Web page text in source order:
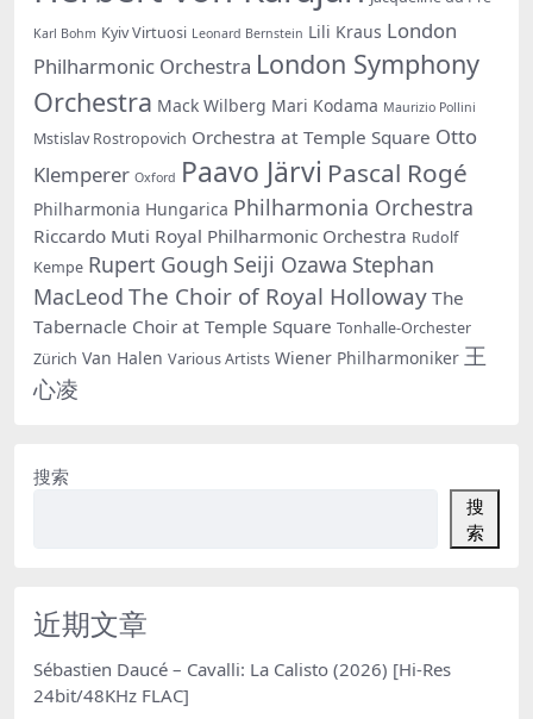
Karl Bohm Kyiv Virtuosi Leonard Bernstein Lili Kraus London
Philharmonic Orchestra London Symphony
Orchestra Mack Wilberg Mari Kodama Maurizio Pollini
Mstislav Rostropovich Orchestra at Temple Square Otto
Klemperer Oxford Paavo Järvi Pascal Rogé
Philharmonia Hungarica Philharmonia Orchestra
Riccardo Muti Royal Philharmonic Orchestra Rudolf
Kempe Rupert Gough Seiji Ozawa Stephan
MacLeod The Choir of Royal Holloway The
Tabernacle Choir at Temple Square Tonhalle-Orchester
Zürich Van Halen Various Artists Wiener Philharmoniker 王
心凌
搜索
搜
索
近期文章
Sébastien Daucé – Cavalli: La Calisto (2026) [Hi-Res
24bit/48KHz FLAC]